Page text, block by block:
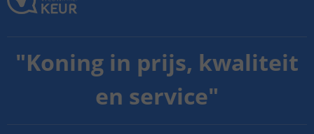
"Koning in prijs, kwaliteit
en service"